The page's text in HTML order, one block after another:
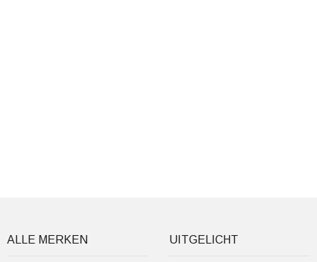
ALLE MERKEN UITGELICHT